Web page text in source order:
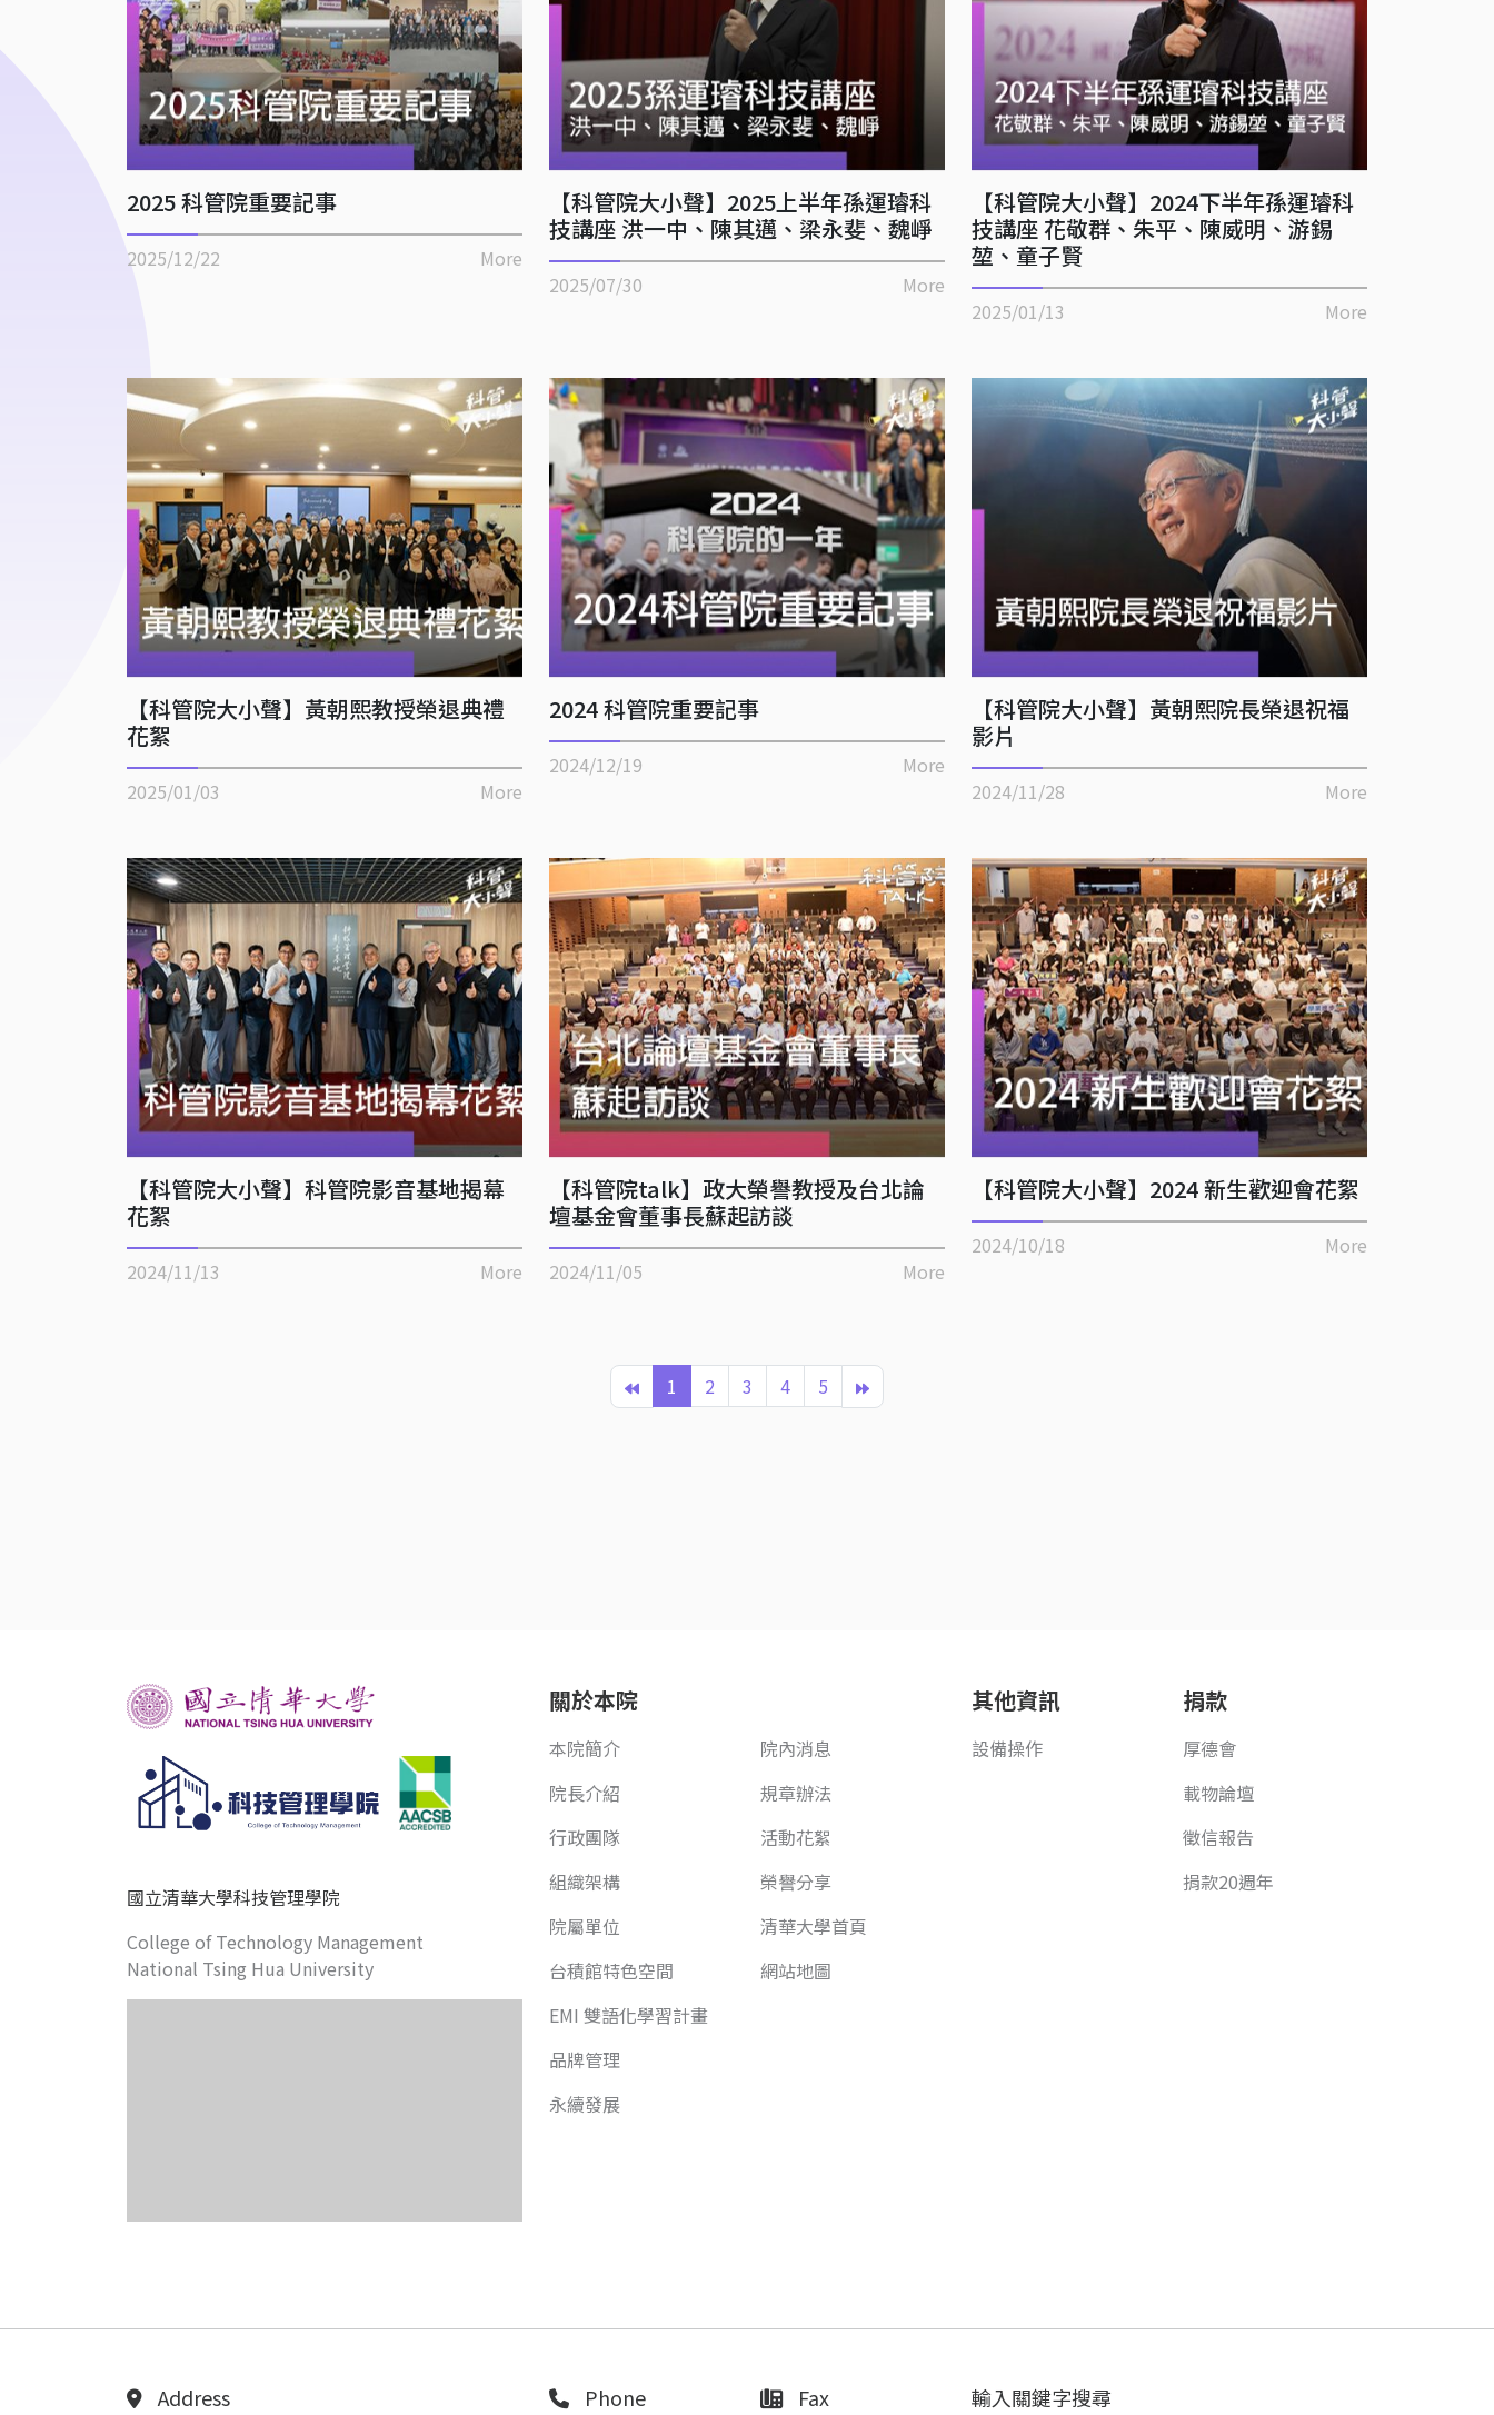
2025 科管院重要記事
2025/12/22 More
【科管院大小聲】2025上半年孫運璿科
技講座 洪一中、陳其邁、梁永斐、魏崢
2025/07/30 More
【科管院大小聲】2024下半年孫運璿科
技講座 花敬群、朱平、陳威明、游錫
堃、童子賢
2025/01/13 More
【科管院大小聲】黃朝熙教授榮退典禮
花絮
2025/01/03 More
2024 科管院重要記事
2024/12/19 More
【科管院大小聲】黃朝熙院長榮退祝福
影片
2024/11/28 More
【科管院大小聲】科管院影音基地揭幕
花絮
2024/11/13 More
【科管院talk】政大榮譽教授及台北論
壇基金會董事長蘇起訪談
2024/11/05 More
【科管院大小聲】2024 新生歡迎會花絮
2024/10/18 More
1 2 3 4 5
國立清華大學科技管理學院
College of Technology Management
National Tsing Hua University
關於本院
本院簡介
院長介紹
行政團隊
組織架構
院屬單位
台積館特色空間
EMI 雙語化學習計畫
品牌管理
永續發展
院內消息
規章辦法
活動花絮
榮譽分享
清華大學首頁
網站地圖
其他資訊
設備操作
捐款
厚德會
載物論壇
徵信報告
捐款20週年
Address Phone Fax 輸入關鍵字搜尋